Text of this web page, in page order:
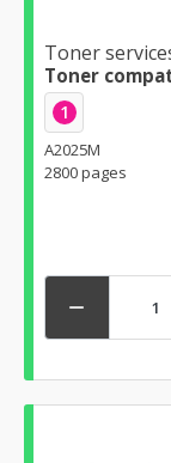
Toner
Toner
1
A2025M
2800 pages
